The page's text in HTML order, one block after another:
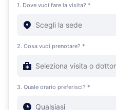
1. Dove vuoi fare la visita? *
2. Cosa vuoi prenotare? *
3. Quale orario preferisci? *